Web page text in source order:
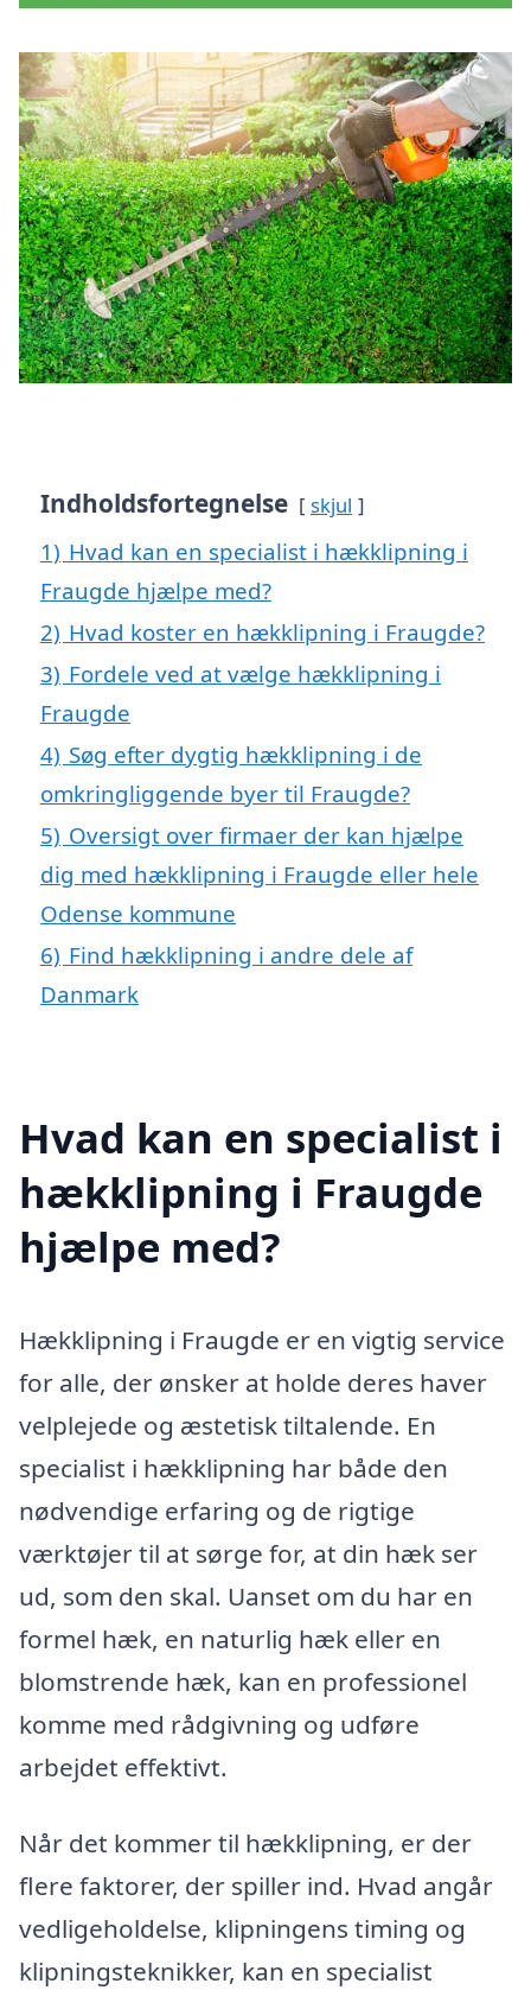
Indholdsfortegnelse skjul
1) Hvad kan en specialist i hækklipning i
Fraugde hjælpe med?
2) Hvad koster en hækklipning i Fraugde?
3) Fordele ved at vælge hækklipning i
Fraugde
4) Søg efter dygtig hækklipning i de
omkringliggende byer til Fraugde?
5) Oversigt over firmaer der kan hjælpe
dig med hækklipning i Fraugde eller hele
Odense kommune
6) Find hækklipning i andre dele af
Danmark
Hvad kan en specialist i
hækklipning i Fraugde
hjælpe med?
Hækklipning i Fraugde er en vigtig service
for alle, der ønsker at holde deres haver
velplejede og æstetisk tiltalende. En
specialist i hækklipning har både den
nødvendige erfaring og de rigtige
værktøjer til at sørge for, at din hæk ser
ud, som den skal. Uanset om du har en
formel hæk, en naturlig hæk eller en
blomstrende hæk, kan en professionel
komme med rådgivning og udføre
arbejdet effektivt.
Når det kommer til hækklipning, er der
flere faktorer, der spiller ind. Hvad angår
vedligeholdelse, klipningens timing og
klipningsteknikker, kan en specialist